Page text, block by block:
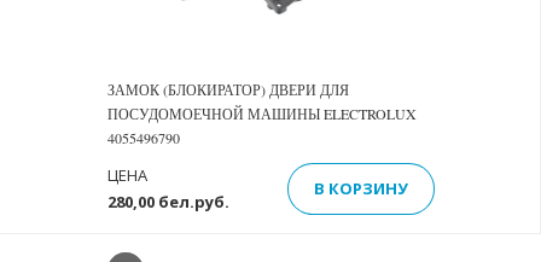
ЗАМОК (БЛОКИРАТОР) ДВЕРИ ДЛЯ
ПОСУДОМОЕЧНОЙ МАШИНЫ ELECTROLUX
4055496790
280,00 бел.руб.
ЦЕНА
В КОРЗИНУ